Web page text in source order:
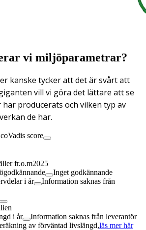
vi miljöparametrar?
kanske tycker att det är svårt att
vill vi göra det lättare att se
producerats och vilken typ av
de har.
score
fr.o.m2025
Inget godkännande
i år
Information saknas från
i år
Information saknas från leverantör
av förväntad livslängd,läs mer här